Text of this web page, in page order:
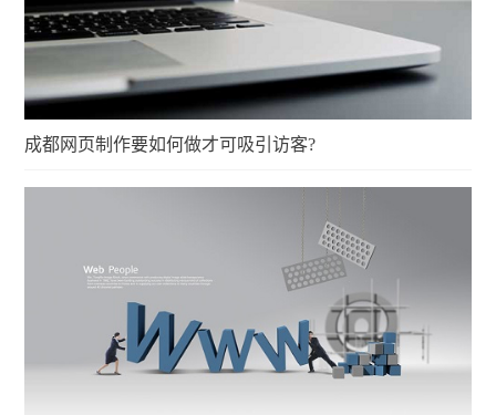
成都网页制作要如何做才可吸引访客?